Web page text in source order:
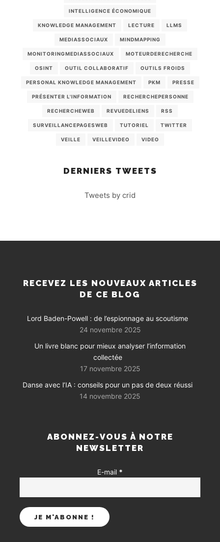
INTELLIGENCE ÉCONOMIQUE
KNOWLEDGE MANAGEMENT LECTURE LLMS
MEDIASSOCIAUX MINDMAPPING
MONITORINGMEDIASSOCIAUX MOTEURDERECHERCHE
OSINT OUTIL COLLABORATIF OUTILS FROIDS
PERSONAL KNOWLEDGE MANAGEMENT PKM PRESSE
PRÉSENTER L'INFORMATION RECHERCHEPERSONNE
RECHERCHEWEB REVUEDELIENS RSS
SURVEILLANCEPAGESWEB TUTORIEL TWITTER
VEILLE VEILLEVIDEO VIDEO
DERNIERS TWEETS
Tweets by crid
RECEVEZ LES NOUVEAUX ARTICLES
DE CE BLOG
Lord Baden-Powell : de l’espionnage au scoutisme
24 novembre 2025
Un livre blanc pour mieux analyser l’information
collectée
17 novembre 2025
Danse avec l’IA : conseils pour un pas de deux réussi
14 novembre 2025
ABONNEZ-VOUS À NOTRE
NEWSLETTER
E-mail *